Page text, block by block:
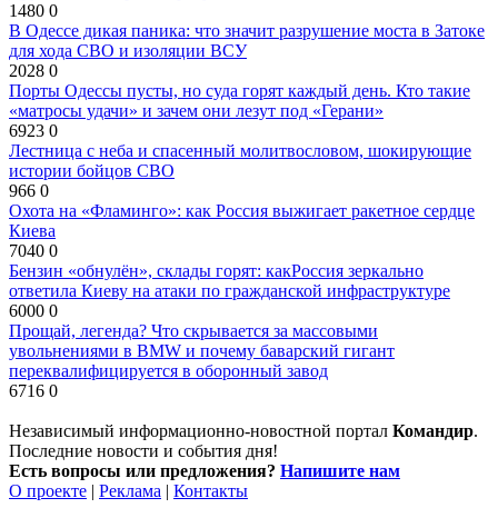
1480 0
В Одессе дикая паника: что значит разрушение моста в Затоке
для хода СВО и изоляции ВСУ
2028 0
Порты Одессы пусты, но суда горят каждый день. Кто такие
«матросы удачи» и зачем они лезут под «Герани»
6923 0
Лестница с неба и спасенный молитвословом, шокирующие
истории бойцов СВО
966 0
Охота на «Фламинго»: как Россия выжигает ракетное сердце
Киева
7040 0
Бензин «обнулён», склады горят: какРоссия зеркально
ответила Киеву на атаки по гражданской инфраструктуре
6000 0
Прощай, легенда? Что скрывается за массовыми
увольнениями в BMW и почему баварский гигант
переквалифицируется в оборонный завод
6716 0
Независимый информационно-новостной портал Командир.
Последние новости и события дня!
Есть вопросы или предложения? Напишите нам
О проекте | Реклама | Контакты